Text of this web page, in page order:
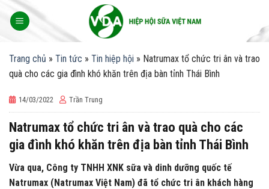
Trang chủ » Tin tức » Tin hiệp hội » Natrumax tổ chức tri ân và trao
quà cho các gia đình khó khăn trên địa bàn tỉnh Thái Bình
14/03/2022 Trần Trung
Natrumax tổ chức tri ân và trao quà cho các
gia đình khó khăn trên địa bàn tỉnh Thái Bình
Vừa qua, Công ty TNHH XNK sữa và dinh dưỡng quốc tế
Natrumax (Natrumax Việt Nam) đã tổ chức tri ân khách hàng